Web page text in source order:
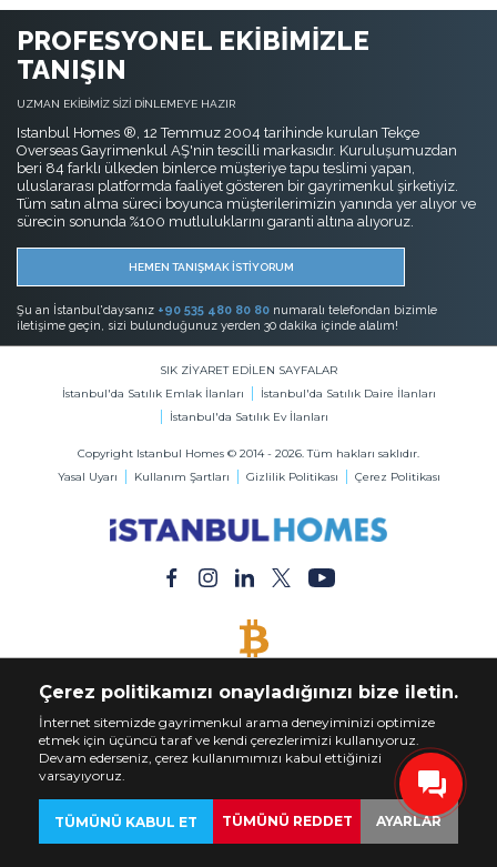
PROFESYONEL EKİBİMİZLE
TANIŞIN
UZMAN EKİBİMİZ SİZİ DİNLEMEYE HAZIR
Istanbul Homes ®, 12 Temmuz 2004 tarihinde kurulan Tekçe
Overseas Gayrimenkul AŞ'nin tescilli markasıdır. Kuruluşumuzdan
beri 84 farklı ülkeden binlerce müşteriye tapu teslimi yapan,
uluslararası platformda faaliyet gösteren bir gayrimenkul şirketiyiz.
Tüm satın alma süreci boyunca müşterilerimizin yanında yer alıyor ve
sürecin sonunda %100 mutluluklarını garanti altına alıyoruz.
HEMEN TANIŞMAK İSTİYORUM
Şu an İstanbul'daysanız +90 535 480 80 80 numaralı telefondan bizimle
iletişime geçin, sizi bulunduğunuz yerden 30 dakika içinde alalım!
SIK ZİYARET EDİLEN SAYFALAR
İstanbul'da Satılık Emlak İlanları
İstanbul'da Satılık Daire İlanları
İstanbul'da Satılık Ev İlanları
Copyright Istanbul Homes © 2014 - 2026. Tüm hakları saklıdır.
Yasal Uyarı
Kullanım Şartları Gizlilik Politikası Çerez Politikası
Bitcoin ile Dilediğiniz Mülkü Satın Alın
Çerez politikamızı onayladığınızı bize iletin.
İnternet sitemizde gayrimenkul arama deneyiminizi optimize
etmek için üçüncü taraf ve kendi çerezlerimizi kullanıyoruz.
Devam ederseniz, çerez kullanımımızı kabul ettiğinizi
varsayıyoruz.
TÜMÜNÜ KABUL ET TÜMÜNÜ REDDET AYARLAR